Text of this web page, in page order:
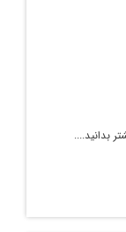
بدانید....